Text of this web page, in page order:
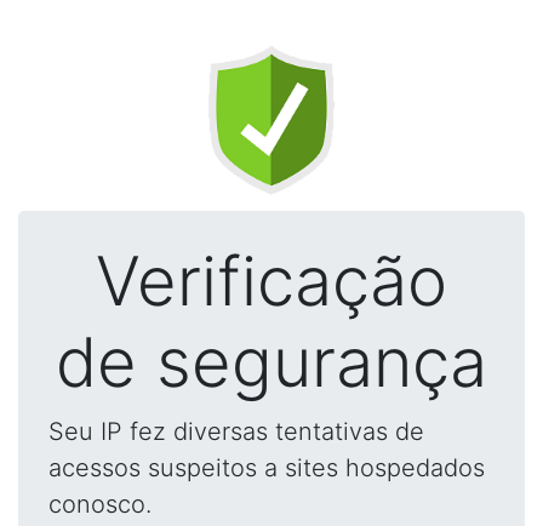
Verificação
de segurança
Seu IP fez diversas tentativas de
acessos suspeitos a sites hospedados
conosco.